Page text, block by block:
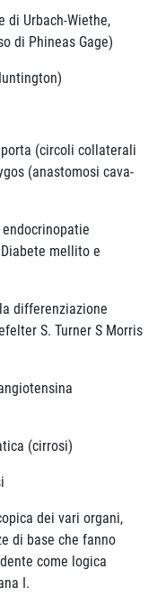
di Urbach-Wiethe,
di Phineas Gage)
(circoli collaterali
(anastomosi cava-
mellito e
differenziazione
S. Turner S Morris
(cirrosi)
dei vari organi,
di base che fanno
come logica
I.